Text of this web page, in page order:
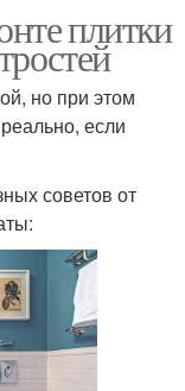
плитки
но при этом
если
советов от